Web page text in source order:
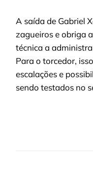
A saída de Gabriel
zagueiros e obriga
técnica a
Para o torcedor,
escalações e
sendo testados no